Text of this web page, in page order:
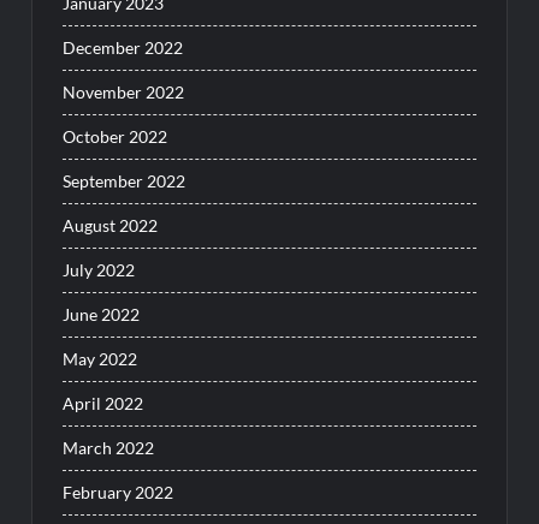
December 2022
November 2022
October 2022
September 2022
August 2022
July 2022
June 2022
May 2022
April 2022
March 2022
February 2022